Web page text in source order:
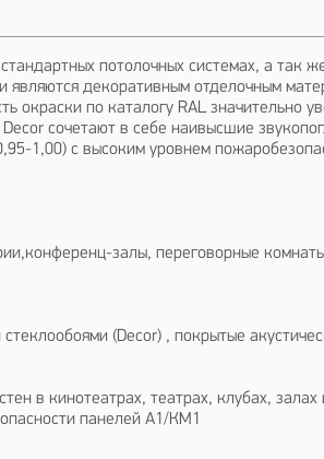
потолочных системах, а так
являются декоративным отделочным
окраски по каталогу RAL значительно
сочетают в себе наивысшие
1,00) с высоким уровнем
залы, переговорные
(Decor) , покрытые
в кинотеатрах, театрах, клубах,
панелей А1/КМ1